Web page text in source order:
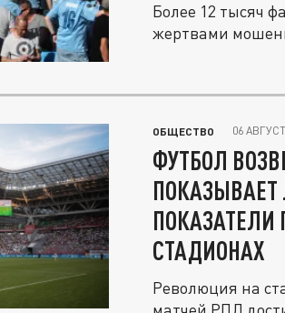
Более 12 тысяч
жертвами
ОБЩЕСТВО 06
ФУТБОЛ
СТАДИОНАХ
Революция на